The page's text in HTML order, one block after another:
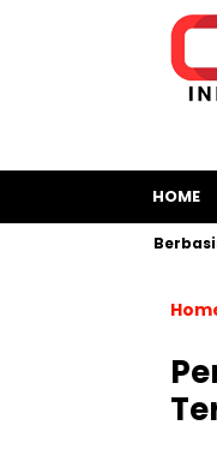
HOME
Kapal Berbasis